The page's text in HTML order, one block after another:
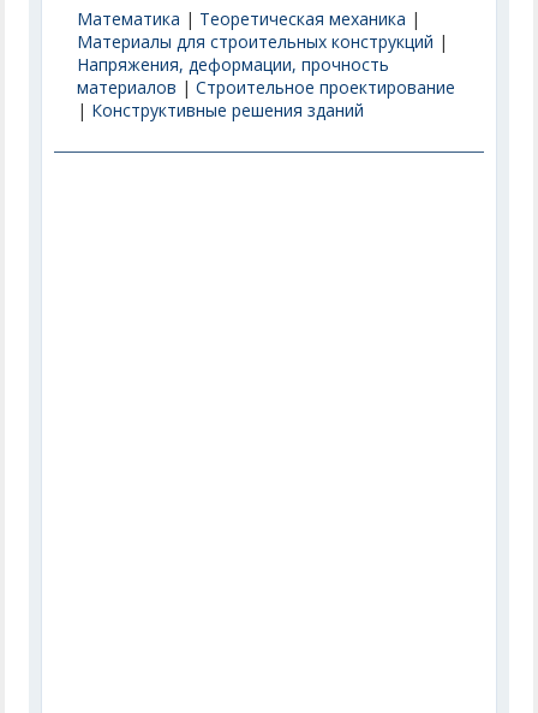
Математика | Теоретическая механика |
Материалы для строительных конструкций |
Напряжения, деформации, прочность
материалов |Строительное проектирование
| Конструктивные решения зданий